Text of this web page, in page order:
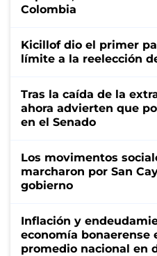
Colombia
Kicillof dio el primer
límite a la reelección
Tras la caída de la
ahora advierten que
en el Senado
Los movimentos
marcharon por San
gobierno
Inflación y
economía bonaerense
promedio nacional en